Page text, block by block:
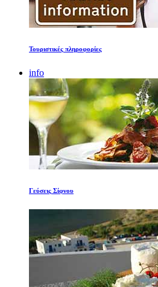
Τουριστικές πληροφορίες
info
Γεύσεις Σίφνου